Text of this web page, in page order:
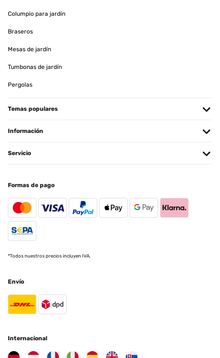
Columpio para jardín
Braseros
Mesas de jardín
Tumbonas de jardín
Pergolas
Temas populares
Información
Servicio
Formas de pago
*Todos nuestros precios incluyen IVA.
Envío
Internacional